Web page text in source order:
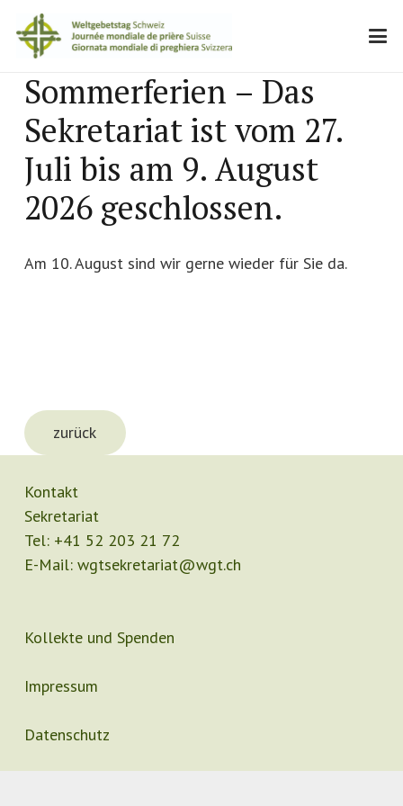
Sommerferien – Das
Sekretariat ist vom 27.
Juli bis am 9. August
2026 geschlossen.
Am 10. August sind wir gerne wieder für Sie da.
zurück
Kontakt
Sekretariat
Tel: +41 52 203 21 72
E-Mail: wgtsekretariat@wgt.ch
Kollekte und Spenden
Impressum
Datenschutz